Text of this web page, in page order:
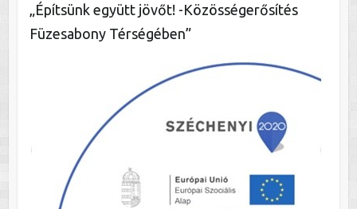
„Építsünk együtt jövőt! -Közösségerősítés
Füzesabony Térségében”